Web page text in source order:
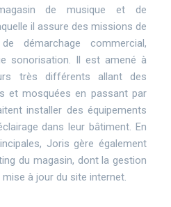
de musique et de
il assure des missions de
démarchage commercial,
sonorisation. Il est amené à
très différents allant des
et mosquées en passant par
installer des équipements
dans leur bâtiment. En
Joris gère également
du magasin, dont la gestion
à jour du site internet.